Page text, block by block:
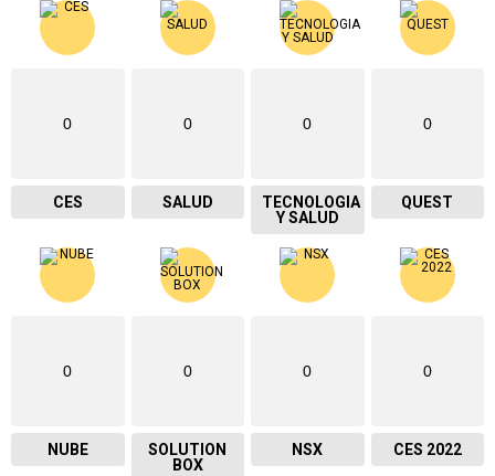
0
CES
0
SALUD
0
TECNOLOGIA
Y SALUD
0
QUEST
0
NUBE
0
SOLUTION
BOX
0
NSX
0
CES 2022